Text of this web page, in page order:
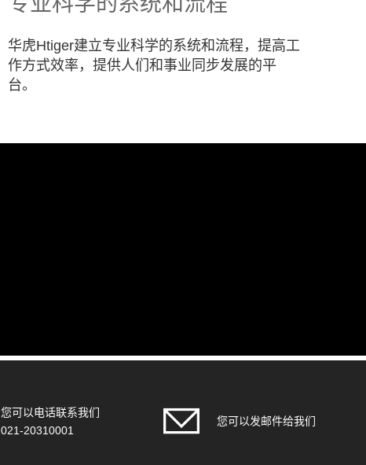
华虎Htiger建立专业科学的系统和流程，提高工
作方式效率，提供人们和事业同步发展的平
台。
您可以电话联系我们
021-20310001
您可以发邮件给我们